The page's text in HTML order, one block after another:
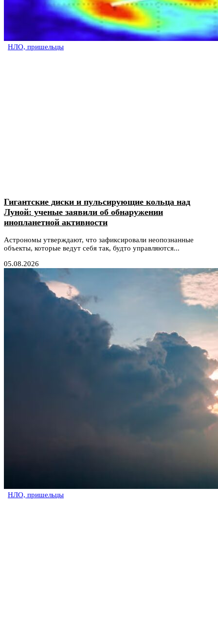
НЛО, пришельцы
Гигантские диски и пульсирующие кольца над
Луной: ученые заявили об обнаружении
инопланетной активности
Астрономы утверждают, что зафиксировали неопознанные
объекты, которые ведут себя так, будто управляются...
05.08.2026
НЛО, пришельцы